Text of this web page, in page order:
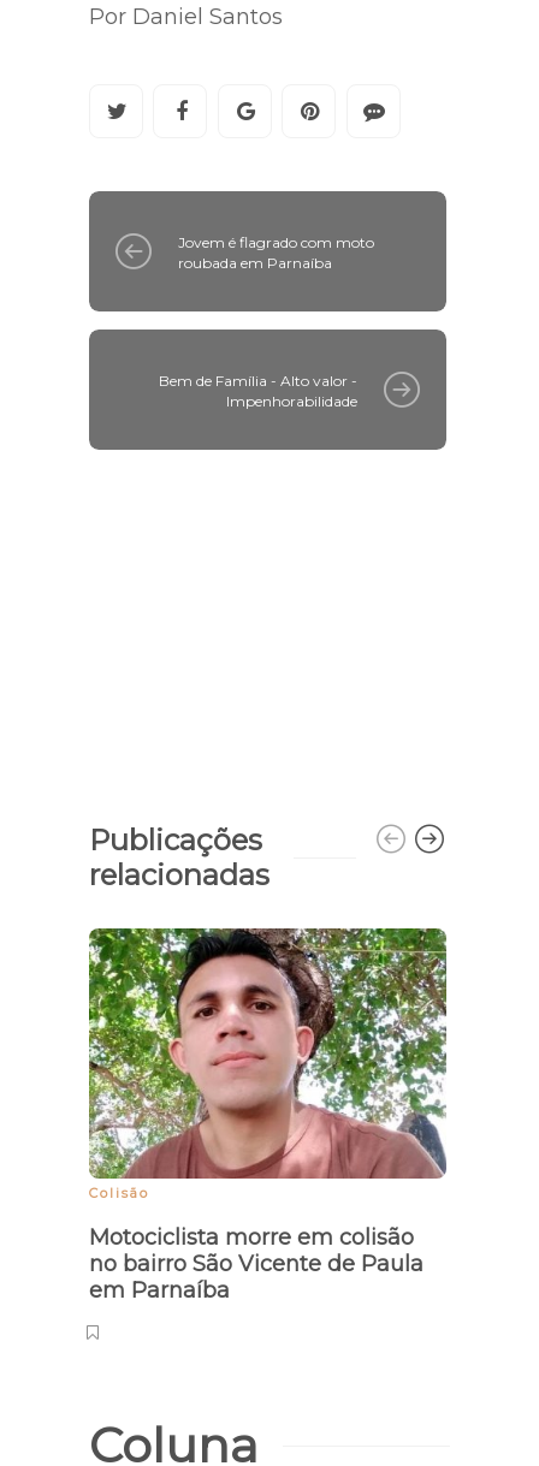
Por Daniel Santos
Jovem é flagrado com moto
roubada em Parnaíba
Bem de Família - Alto valor -
Impenhorabilidade
Publicações
relacionadas
Colisão
Motociclista morre em colisão
no bairro São Vicente de Paula
em Parnaíba
Coluna